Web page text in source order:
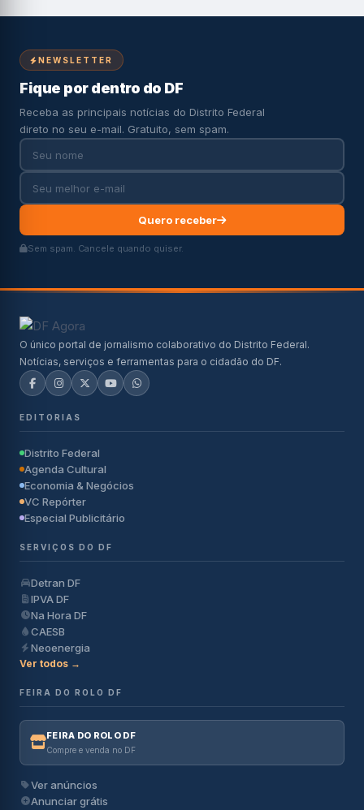
NEWSLETTER
Fique por dentro do DF
Receba as principais notícias do Distrito Federal
direto no seu e-mail. Gratuito, sem spam.
Quero receber
Sem spam. Cancele quando quiser.
O único portal de jornalismo colaborativo do Distrito Federal.
Notícias, serviços e ferramentas para o cidadão do DF.
EDITORIAS
Distrito Federal
Agenda Cultural
Economia & Negócios
VC Repórter
Especial Publicitário
SERVIÇOS DO DF
Detran DF
IPVA DF
Na Hora DF
CAESB
Neoenergia
Ver todos →
FEIRA DO ROLO DF
FEIRA DO ROLO DF
Compre e venda no DF
Ver anúncios
Anunciar grátis